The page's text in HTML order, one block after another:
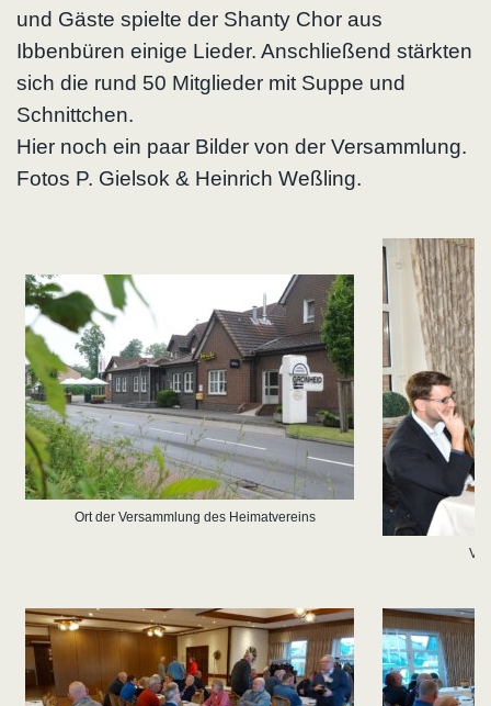
und Gäste spielte der Shanty Chor aus
Ibbenbüren einige Lieder. Anschließend stärkten
sich die rund 50 Mitglieder mit Suppe und
Schnittchen.
Hier noch ein paar Bilder von der Versammlung.
Fotos P. Gielsok & Heinrich Weßling.
Ort der Versammlung des Heimatvereins